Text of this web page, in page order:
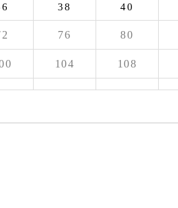
38 40
76 80
104 108